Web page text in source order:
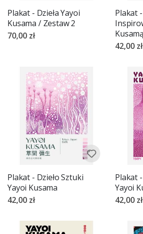
Plakat - Dzieła Yayoi
Kusama / Zestaw 2
70,00 zł
Plakat
Kusamą
42,00 zł
Plakat - Dzieło Sztuki
Yayoi Kusama
42,00 zł
Plakat
Yayoi
42,00 zł